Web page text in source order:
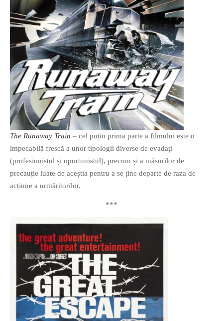
The Runaway Train – cel puțin prima parte a filmului este o
impecabilă frescă a unor tipologii diverse de evadați
(profesionistul și oportunistul), precum și a măsurilor de
precauție luate de aceștia pentru a se ține departe de raza de
acțiune a urmăritorilor.
***